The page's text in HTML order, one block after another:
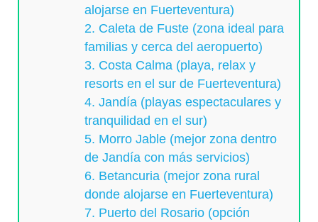
alojarse en Fuerteventura)
2. Caleta de Fuste (zona ideal para
familias y cerca del aeropuerto)
3. Costa Calma (playa, relax y
resorts en el sur de Fuerteventura)
4. Jandía (playas espectaculares y
tranquilidad en el sur)
5. Morro Jable (mejor zona dentro
de Jandía con más servicios)
6. Betancuria (mejor zona rural
donde alojarse en Fuerteventura)
7. Puerto del Rosario (opción